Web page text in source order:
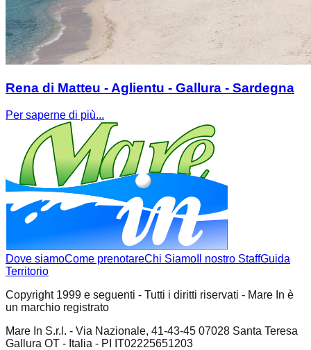
Rena di Matteu - Aglientu - Gallura - Sardegna
Per saperne di più...
Dove siamoCome prenotareChi Siamo Il nostro StaffGuida
Territorio
Copyright 1999 e seguenti - Tutti i diritti riservati - Mare In è
un marchio registrato
Mare In S.r.l. - Via Nazionale, 41-43-45 07028 Santa Teresa
Gallura OT - Italia - PI IT02225651203